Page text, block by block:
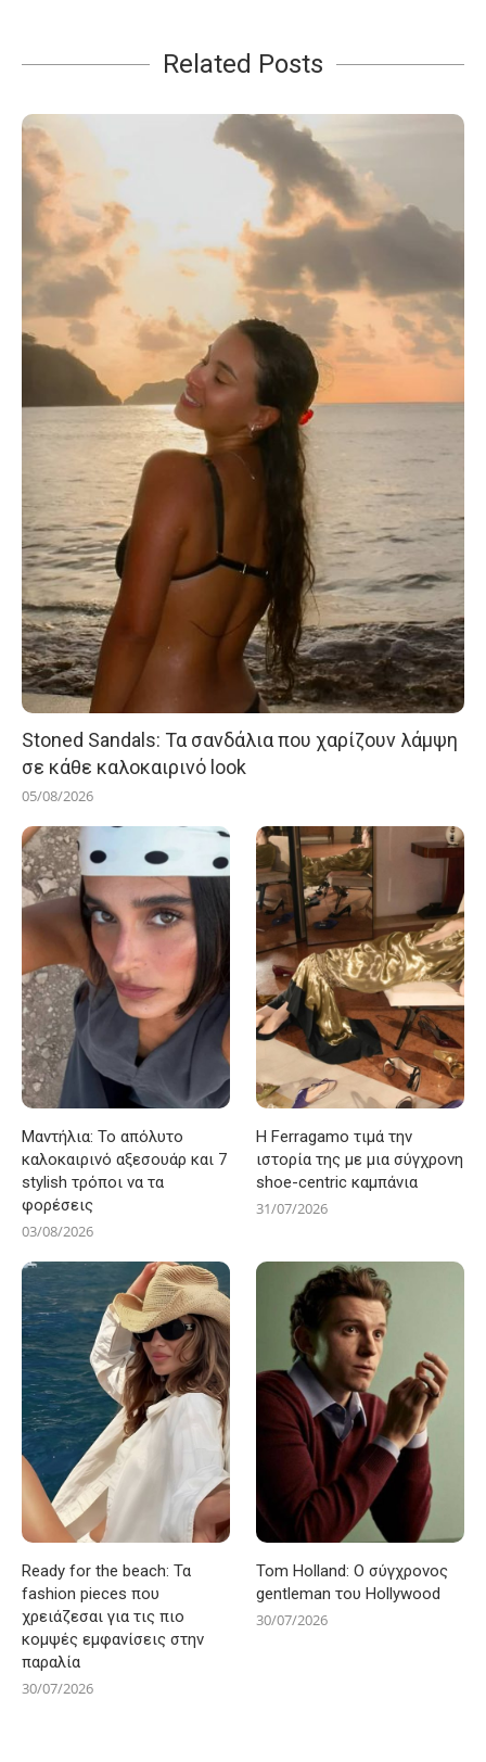
Related Posts
Stoned Sandals: Τα σανδάλια που χαρίζουν λάμψη
σε κάθε καλοκαιρινό look
05/08/2026
Μαντήλια: Το απόλυτο
καλοκαιρινό αξεσουάρ και 7
stylish τρόποι να τα
φορέσεις
03/08/2026
Η Ferragamo τιμά την
ιστορία της με μια σύγχρονη
shoe-centric καμπάνια
31/07/2026
Ready for the beach: Τα
fashion pieces που
χρειάζεσαι για τις πιο
κομψές εμφανίσεις στην
παραλία
30/07/2026
Tom Holland: Ο σύγχρονος
gentleman του Hollywood
30/07/2026